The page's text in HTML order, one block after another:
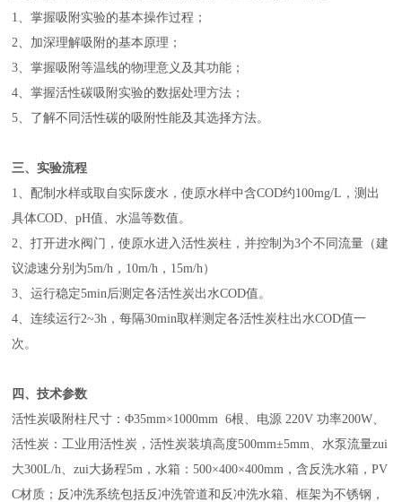
1、掌握吸附实验的基本操作过程；
2、加深理解吸附的基本原理；
3、掌握吸附等温线的物理意义及其功能；
4、掌握活性碳吸附实验的数据处理方法；
5、了解不同活性碳的吸附性能及其选择方法。
三、实验流程
1、配制水样或取自实际废水，使原水样中含COD约100mg/L，测出
具体COD、pH值、水温等数值。
2、打开进水阀门，使原水进入活性炭柱，并控制为3个不同流量（建
议滤速分别为5m/h，10m/h，15m/h）
3、运行稳定5min后测定各活性炭出水COD值。
4、连续运行2~3h，每隔30min取样测定各活性炭柱出水COD值一
次。
四、技术参数
活性炭吸附柱尺寸：Φ35mm×1000mm 6根、电源 220V 功率200W、
活性炭：工业用活性炭，活性炭装填高度500mm±5mm 、水泵流量zui
大300L/h、zui大扬程5m，水箱：500×400×400mm，含反洗水箱，PV
C材质；反冲洗系统包括反冲洗管道和反冲洗水箱、框架为不锈钢，